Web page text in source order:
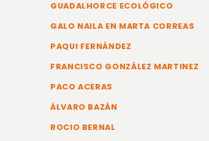
GUADALHORCE ECOLÓGICO
GALO NAILA EN MARTA CORREAS
PAQUI FERNÁNDEZ
FRANCISCO GONZÁLEZ MARTINEZ
PACO ACERAS
ÁLVARO BAZÁN
ROCIO BERNAL